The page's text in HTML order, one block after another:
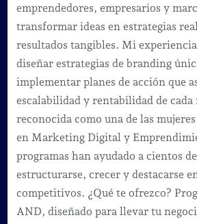
emprendedores, empresarios y
transformar ideas en estrategias
resultados tangibles. Mi experiencia
diseñar estrategias de branding
implementar planes de acción que
escalabilidad y rentabilidad de cada
reconocida como una de las
en Marketing Digital y
programas han ayudado a cientos
estructurarse, crecer y destacarse
competitivos. ¿Qué te ofrezco?
AND, diseñado para llevar tu